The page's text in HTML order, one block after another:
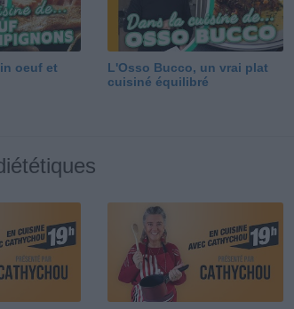
oeuf et
L'Osso Bucco, un vrai plat
cuisiné équilibré